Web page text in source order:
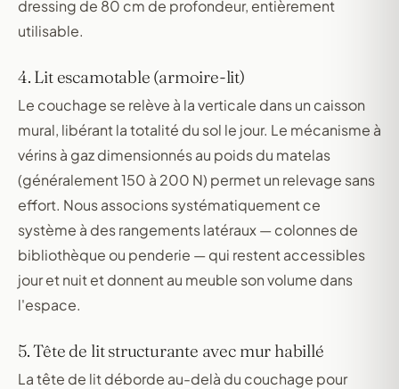
dressing de 80 cm de profondeur, entièrement
utilisable.
4. Lit escamotable (armoire-lit)
Le couchage se relève à la verticale dans un caisson
mural, libérant la totalité du sol le jour. Le mécanisme à
vérins à gaz dimensionnés au poids du matelas
(généralement 150 à 200 N) permet un relevage sans
effort. Nous associons systématiquement ce
système à des rangements latéraux — colonnes de
bibliothèque ou penderie — qui restent accessibles
jour et nuit et donnent au meuble son volume dans
l'espace.
5. Tête de lit structurante avec mur habillé
La tête de lit déborde au-delà du couchage pour